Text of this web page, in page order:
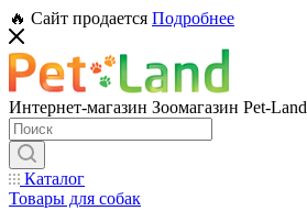
🔥 Сайт продается Подробнее
Интернет-магазин Зоомагазин Pet-Land
Каталог
Товары для собак